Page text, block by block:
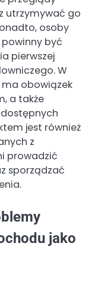
utrzymywać go
osoby
być
pierwszej
W
obowiązek
a także
jest również
z
prowadzić
sporządzać
jako